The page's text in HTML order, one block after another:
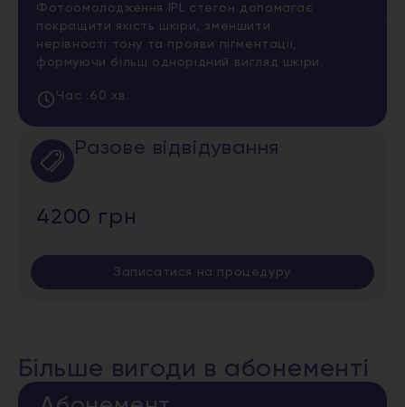
Фотоомолодження IPL стегон допомагає
покращити якість шкіри, зменшити
нерівності тону та прояви пігментації,
формуючи більш однорідний вигляд шкіри.
Час : 60 хв.
Разове відвідування
4200 грн
Записатися на процедуру
Більше вигоди в абонементі